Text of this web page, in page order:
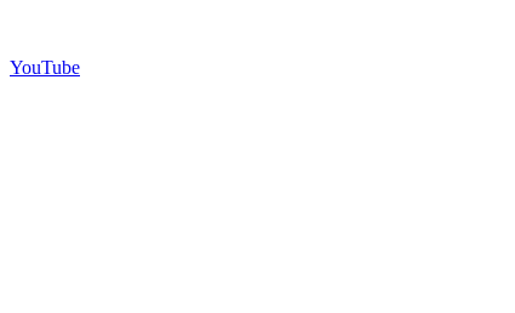
YouTube